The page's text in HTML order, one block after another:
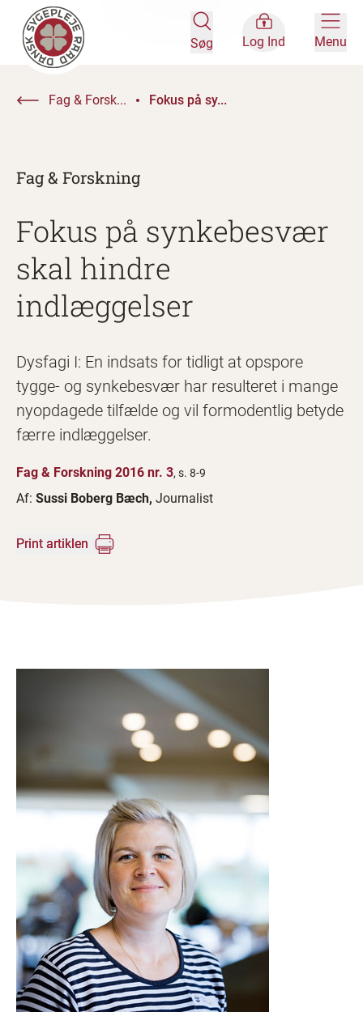
Søg Log Ind Menu
Fag & Forsk... Fokus på sy...
Fag & Forskning
Fokus på synkebesvær
skal hindre
indlæggelser
Dysfagi I: En indsats for tidligt at opspore
tygge- og synkebesvær har resulteret i mange
nyopdagede tilfælde og vil formodentlig betyde
færre indlæggelser.
Fag & Forskning 2016 nr. 3, s. 8-9
Af: Sussi Boberg Bæch, Journalist
Print artiklen